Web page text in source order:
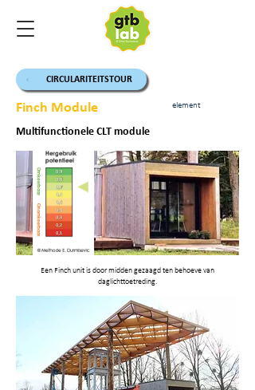
CIRCULARITEITSTOUR
Finch Module element
Multifunctionele CLT module
Een Finch unit is door midden gezaagd ten behoeve van
daglichttoetreding.